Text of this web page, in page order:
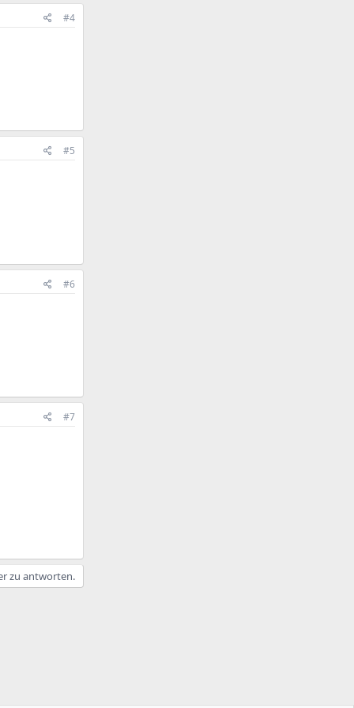
#4
#5
#6
#7
zu antworten.